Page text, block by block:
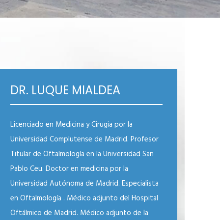
DR. LUQUE MIALDEA
Licenciado en Medicina y Cirugia por la
Universidad Complutense de Madrid. Profesor
Titular de Oftalmología en la Universidad San
Pablo Ceu. Doctor en medicina por la
Universidad Autónoma de Madrid. Especialista
en Oftalmología . Médico adjunto del Hospital
Oftálmico de Madrid. Médico adjunto de la